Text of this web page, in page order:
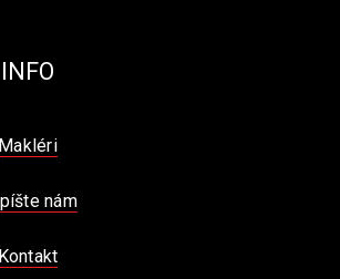
INFO
Makléri
nám
Kontakt